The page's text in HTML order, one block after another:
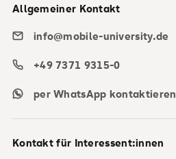
Allgemeiner Kontakt
info@mobile-university.de
+49 7371 9315-0
per WhatsApp kontaktieren
Kontakt für Interessent:innen